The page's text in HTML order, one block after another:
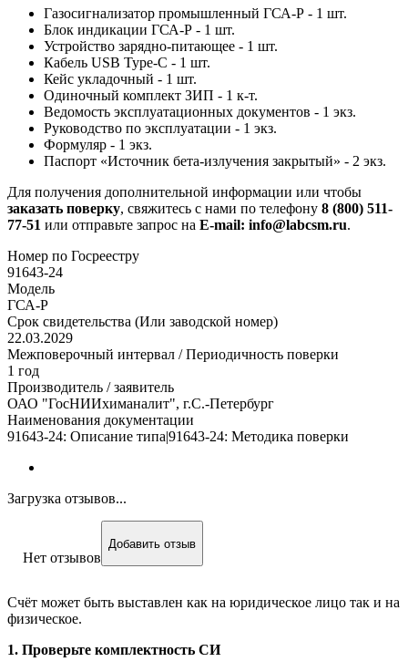
Газосигнализатор промышленный ГСА-Р - 1 шт.
Блок индикации ГСА-Р - 1 шт.
Устройство зарядно-питающее - 1 шт.
Кабель USB Type-C - 1 шт.
Кейс укладочный - 1 шт.
Одиночный комплект ЗИП - 1 к-т.
Ведомость эксплуатационных документов - 1 экз.
Руководство по эксплуатации - 1 экз.
Формуляр - 1 экз.
Паспорт «Источник бета-излучения закрытый» - 2 экз.
Для получения дополнительной информации или чтобы
заказать поверку, свяжитесь с нами по телефону 8 (800) 511-
77-51 или отправьте запрос на E-mail: info@labcsm.ru.
Номер по Госреестру
91643-24
Модель
ГСА-Р
Срок свидетельства (Или заводской номер)
22.03.2029
Межповерочный интервал / Периодичность поверки
1 год
Производитель / заявитель
ОАО "ГосНИИхиманалит", г.С.-Петербург
Наименования документации
91643-24: Описание типа|91643-24: Методика поверки
Загрузка отзывов...
Нет отзывов
Добавить отзыв
Счёт может быть выставлен как на юридическое лицо так и на
физическое.
1. Проверьте комплектность СИ